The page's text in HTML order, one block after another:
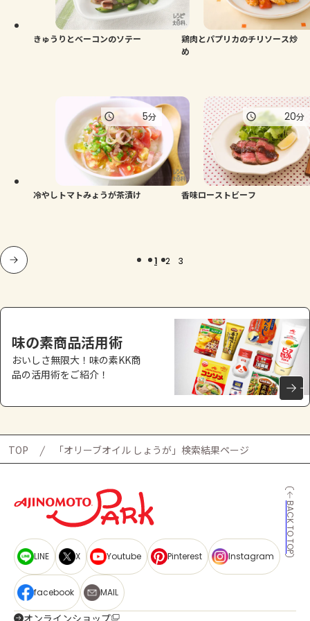
きゅうりとベーコンのソテー
鶏肉とパプリカのチリソース炒
め
冷やしトマトみょうが茶漬け
5分
香味ローストビーフ
20分
1 2 3
味の素商品活用術
おいしさ無限大！味の素KK商
品の活用術をご紹介！
TOP 「オリーブオイル しょうが」検索結果ページ
BACK TO TOP
LINE X Youtube Pinterest Instagram
facebook MAIL
オンラインショップ